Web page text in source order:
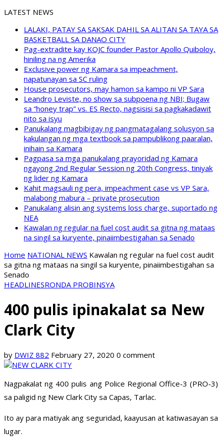
LATEST NEWS
LALAKI, PATAY SA SAKSAK DAHIL SA ALITAN SA TAYA SA
BASKETBALL SA DANAO CITY
Pag-extradite kay KOJC founder Pastor Apollo Quiboloy,
hiniling na ng Amerika
Exclusive power ng Kamara sa impeachment,
napatunayan sa SC ruling
House prosecutors, may hamon sa kampo ni VP Sara
Leandro Leviste, no show sa subpoena ng NBI; Bugaw
sa “honey trap” vs. ES Recto, nagsisisi sa pagkakadawit
nito sa isyu
Panukalang magbibigay ng pangmatagalang solusyon sa
kakulangan ng mga textbook sa pampublikong paaralan,
inihain sa Kamara
Pagpasa sa mga panukalang prayoridad ng Kamara
ngayong 2nd Regular Session ng 20th Congress, tiniyak
ng lider ng Kamara
Kahit magsauli ng pera, impeachment case vs VP Sara,
malabong mabura – private prosecution
Panukalang alisin ang systems loss charge, suportado ng
NEA
Kawalan ng regular na fuel cost audit sa gitna ng mataas
na singil sa kuryente, pinaiimbestigahan sa Senado
Home NATIONAL NEWS Kawalan ng regular na fuel cost audit
sa gitna ng mataas na singil sa kuryente, pinaiimbestigahan sa
Senado
HEADLINESRONDA PROBINSYA
400 pulis ipinakalat sa New
Clark City
by DWIZ 882 February 27, 2020 0 comment
Nagpakalat ng 400 pulis ang Police Regional Office-3 (PRO-3)
sa paligid ng New Clark City sa Capas, Tarlac.
Ito ay para matiyak ang seguridad, kaayusan at katiwasayan sa
lugar.